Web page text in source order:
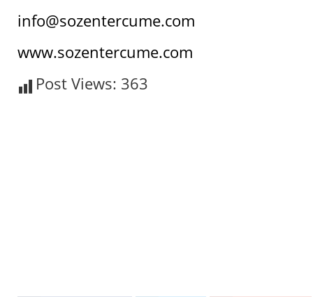
info@sozentercume.com
www.sozentercume.com
Post Views: 363